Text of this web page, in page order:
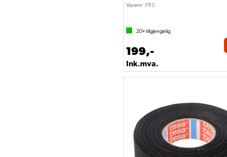
Varenr PR5
20+tilgjengelig
199,-
Ink.mva.